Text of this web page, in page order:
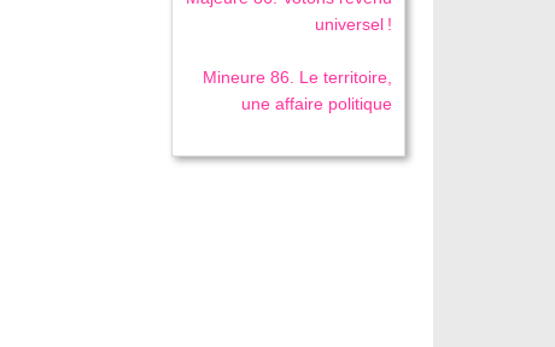
universel !
Mineure 86. Le territoire,
une affaire politique